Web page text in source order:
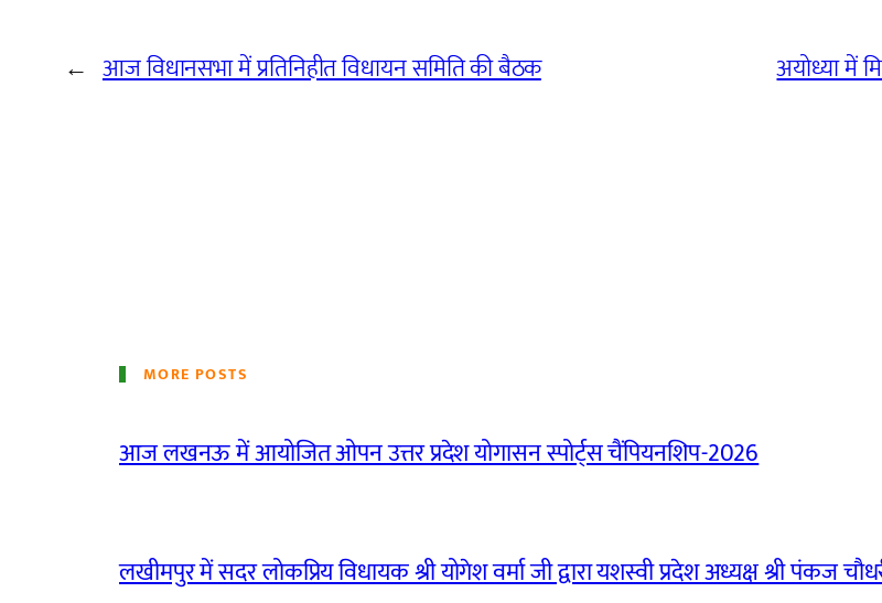
← आज विधानसभा में प्रतिनिहीत विधायन समिति की बैठक अयोध्या में
MORE POSTS
आज लखनऊ में आयोजित ओपन उत्तर प्रदेश योगासन स्पोर्ट्स चैंपियनशिप-2026
लखीमपुर में सदर लोकप्रिय विधायक श्री योगेश वर्मा जी द्वारा यशस्वी प्रदेश अध्यक्ष श्री पंकज